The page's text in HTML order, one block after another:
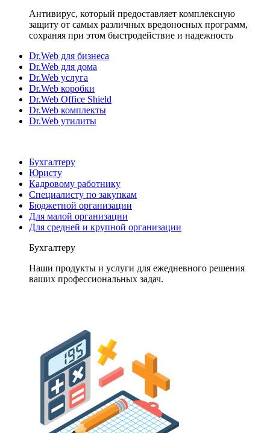
Антивирус, который предоставляет комплексную
защиту от самых различных вредоносных программ,
сохраняя при этом быстродействие и надежность
Dr.Web для бизнеса
Dr.Web для дома
Dr.Web услуга
Dr.Web коробки
Dr.Web Office Shield
Dr.Web комплекты
Dr.Web утилиты
Бухгалтеру
Юристу
Кадровому работнику
Специалисту по закупкам
Бюджетной организации
Для малой организации
Для средней и крупной организации
Бухгалтеру
Наши продукты и услуги для ежедневного решения
ваших профессиональных задач.